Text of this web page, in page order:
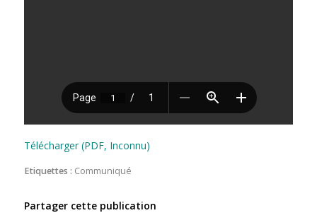
Télécharger (PDF, Inconnu)
Etiquettes : Communiqué
Partager cette publication